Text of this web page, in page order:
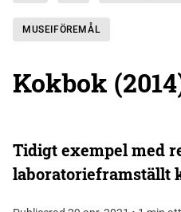
MUSEIFÖREMÅL
Kokbok
Tidigt exempel med
laboratorieframställt